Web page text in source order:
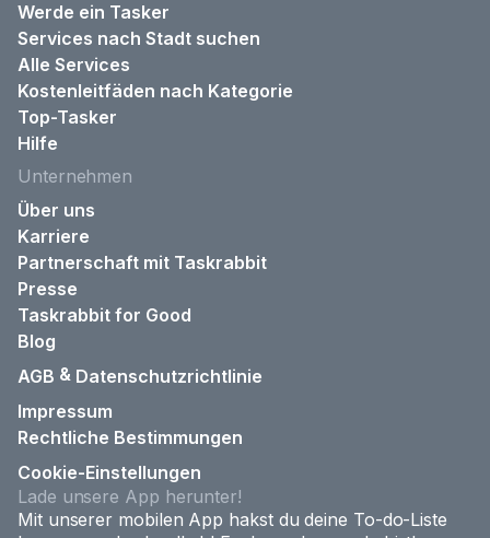
Werde ein Tasker
Services nach Stadt suchen
Alle Services
Kostenleitfäden nach Kategorie
Top-Tasker
Hilfe
Unternehmen
Über uns
Karriere
Partnerschaft mit Taskrabbit
Presse
Taskrabbit for Good
Blog
AGB & Datenschutzrichtlinie
Impressum
Rechtliche Bestimmungen
Cookie-Einstellungen
Lade unsere App herunter!
Mit unserer mobilen App hakst du deine To-do-Liste